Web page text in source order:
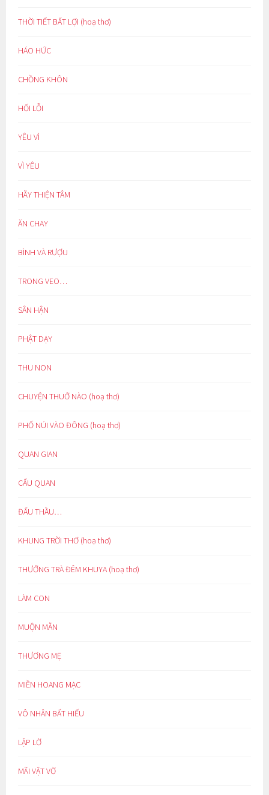
THỜI TIẾT BẤT LỢI (hoạ thơ)
HÁO HỨC
CHỒNG KHÔN
HỐI LỖI
YÊU VÌ
VÌ YÊU
HÃY THIỆN TÂM
ĂN CHAY
BÌNH VÀ RƯỢU
TRONG VEO…
SÂN HẬN
PHẬT DẠY
THU NON
CHUYỆN THUỞ NÀO (hoạ thơ)
PHỐ NÚI VÀO ĐÔNG (hoạ thơ)
QUAN GIAN
CẨU QUAN
ĐẤU THẦU…
KHUNG TRỜI THƠ (hoạ thơ)
THƯỞNG TRÀ ĐÊM KHUYA (hoạ thơ)
LÀM CON
MUỘN MẰN
THƯƠNG MẸ
MIỀN HOANG MẠC
VÔ NHÂN BẤT HIẾU
LẬP LỜ
MÃI VẬT VỜ